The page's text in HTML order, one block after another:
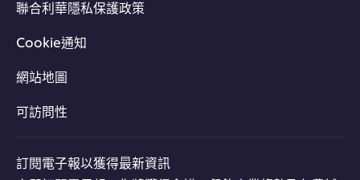
聯合利華隱私保護政策
Cookie通知
網站地圖
可訪問性
訂閱電子報以獲得最新資訊